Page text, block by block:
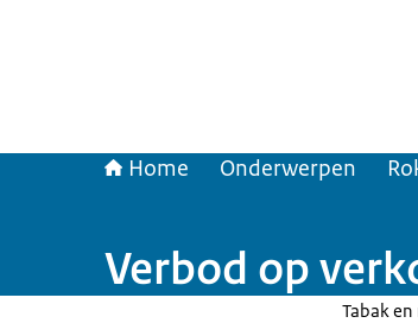
Home Onderwerpen
Verbod op
Tabak